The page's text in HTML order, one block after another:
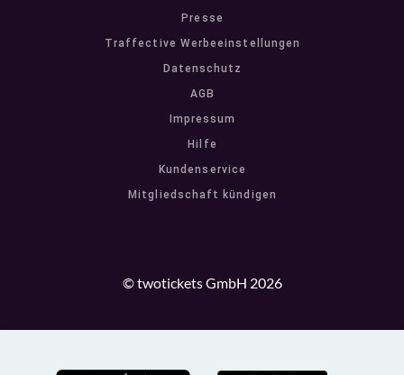
Presse
Traffective Werbeeinstellungen
Datenschutz
AGB
Impressum
Hilfe
Kundenservice
Mitgliedschaft kündigen
© twotickets GmbH 2026